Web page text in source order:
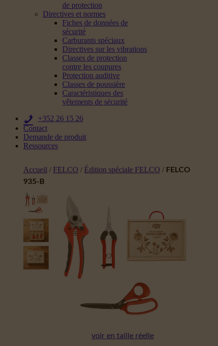
de protection
Directives et normes
Fiches de données de
sécurité
Carburants spéciaux
Directives sur les vibrations
Classes de protection
contre les coupures
Protection auditive
Classes de poussière
Caractéristiques des
vêtements de sécurité
+352 26 15 26
Contact
Demande de produit
Ressources
Accueil / FELCO / Édition spéciale FELCO / FELCO
935-B
voir en taille réelle